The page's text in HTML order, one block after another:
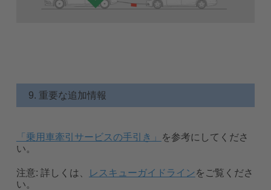
9. 重要な追加情報
「乗用車牽引サービスの手引き」
を参考にしてくださ
い。
注意: 詳しくは、 レスキューガイドラインをご覧くださ
い。